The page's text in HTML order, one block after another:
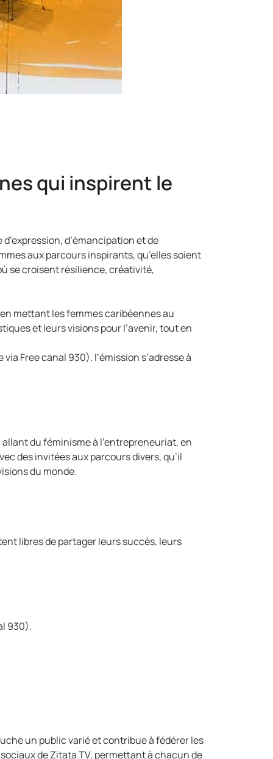
qui inspirent le
d’émancipation et de
aux parcours inspirants, qu’elles soient
se croisent résilience, créativité,
mettant les femmes caribéennes au
et leurs visions pour l’avenir, tout en
Free canal 930), l’émission s’adresse à
du féminisme à l’entrepreneuriat, en
des invitées aux parcours divers, qu’il
du monde.
libres de partager leurs succès, leurs
930).
un public varié et contribue à fédérer les
de Zitata TV, permettant à chacun de